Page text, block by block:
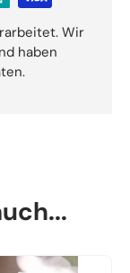
Wir
haben